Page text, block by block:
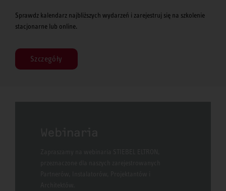
Sprawdz kalendarz najbliższych wydarzeń i zarejestruj się na szkolenie
stacjonarne lub online.
Szczegóły